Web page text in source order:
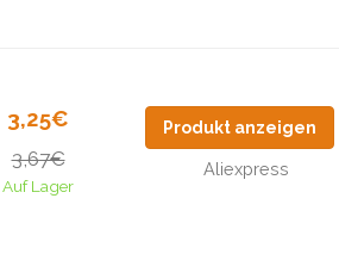
3,25€
3,67€
Auf Lager
Produkt anzeigen
Aliexpress